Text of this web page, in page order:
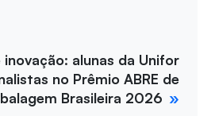
alunas da Unifor
no Prêmio ABRE de
Brasileira 2026